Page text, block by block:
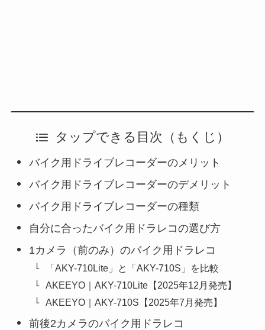
タップできる目次（もくじ）
バイク用ドライブレコーダーのメリット
バイク用ドライブレコーダーのデメリット
バイク用ドライブレコーダーの種類
自分に合ったバイク用ドラレコの選び方
1カメラ（前のみ）のバイク用ドラレコ
「AKY-710Lite」と「AKY-710S」を比較
AKEEYO｜AKY-710Lite【2025年12月発売】
AKEEYO｜AKY-710S【2025年7月発売】
前後2カメラのバイク用ドラレコ